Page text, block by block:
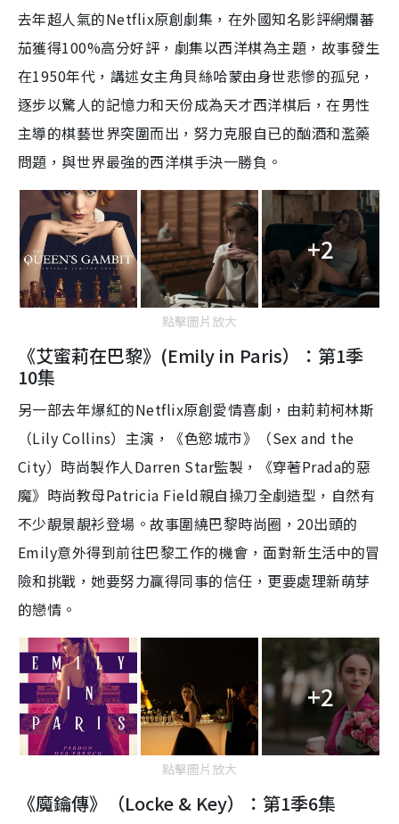
去年超人氣的Netflix原創劇集，在外國知名影評網爛蕃
茄獲得100%高分好評，劇集以西洋棋為主題，故事發生
在1950年代，講述女主角貝絲哈蒙由身世悲慘的孤兒，
逐步以驚人的記憶力和天份成為天才西洋棋后，在男性
主導的棋藝世界突圍而出，努力克服自已的酗酒和濫藥
問題，與世界最強的西洋棋手決一勝負。
+2
點擊圖片放大
《艾蜜莉在巴黎》(Emily in Paris）：第1季
10集
另一部去年爆紅的Netflix原創愛情喜劇，由莉莉柯林斯
（Lily Collins）主演，《色慾城市》（Sex and the
City）時尚製作人Darren Star監製，《穿著Prada的惡
魔》時尚教母Patricia Field親自操刀全劇造型，自然有
不少靚景靚衫登場。故事圍繞巴黎時尚圈，20出頭的
Emily意外得到前往巴黎工作的機會，面對新生活中的冒
險和挑戰，她要努力贏得同事的信任，更要處理新萌芽
的戀情。
+2
點擊圖片放大
《魔鑰傳》（Locke & Key）：第1季6集